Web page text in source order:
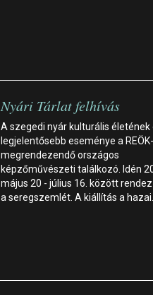
Nyári Tárlat felhívás
A szegedi nyár kulturális életének
legjelentősebb eseménye a
megrendezendő országos
képzőművészeti találkozó. Idén
május 20 - július 16. között
a seregszemlét. A kiállítás a hazai…